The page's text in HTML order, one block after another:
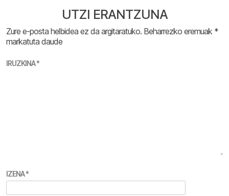
UTZI ERANTZUNA
Zure e-posta helbidea ez da argitaratuko. Beharrezko eremuak *
markatuta daude
IRUZKINA*
IZENA*